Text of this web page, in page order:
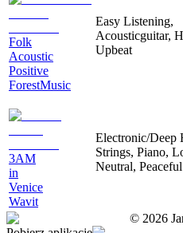
Folk
Acoustic
Positive
ForestMusic
Easy Listening,
Acousticguitar,
Upbeat
3AM
in
Venice
Wavit
Electronic/Deep
Strings, Piano,
Neutral, Peaceful
© 2026